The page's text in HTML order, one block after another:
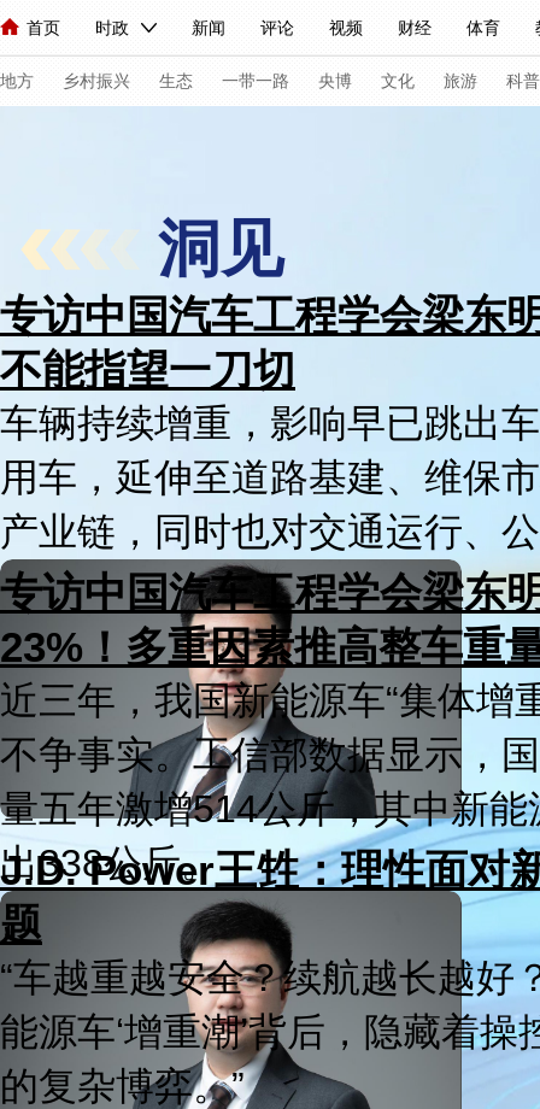
首页 时政 新闻 评论 视频 财经 体育
人民领袖习近平 联播+ 中国领导人 央视快评 习式妙语
直播 栏目大全 节目单 听音 微视频 主持人
海外频道 iPanda English Монгол
地方 乡村振兴 生态 一带一路 央博 文化 旅游 科普
新闻 国际 评论
人民领袖习近平 联播+ 热解读 天天学习 习式妙语
视频 小央视频 小央直播
现场 前线 比划 快看 蓝海中国 新兵请入列
体育 直播 竞猜 2026年世界杯 2026年冬奥会
VIP会员 CCTV奥林匹克频道 生活体育大会 体育江湖
财经 教育 乡村振兴 生态环境 一带一路 央博
大国展会 大国保险 云顶对话
CCTV.节目官网 直播 节目单 栏目 片库 热播榜
洞见
专访中国汽车工程学会梁东
不能指望一刀切
车辆持续增重，影响早已跳出
用车，延伸至道路基建、维保
产业链，同时也对交通运行、
专访中国汽车工程学会梁东
23%！多重因素推高整车重
近三年，我国新能源车“集体增
不争事实。工信部数据显示，
量五年激增514公斤，其中新
出338公斤。
J.D. Power王甡：理性面对
题
“车越重越安全？续航越长越好
能源车‘增重潮’背后，隐藏着
的复杂博弈。”